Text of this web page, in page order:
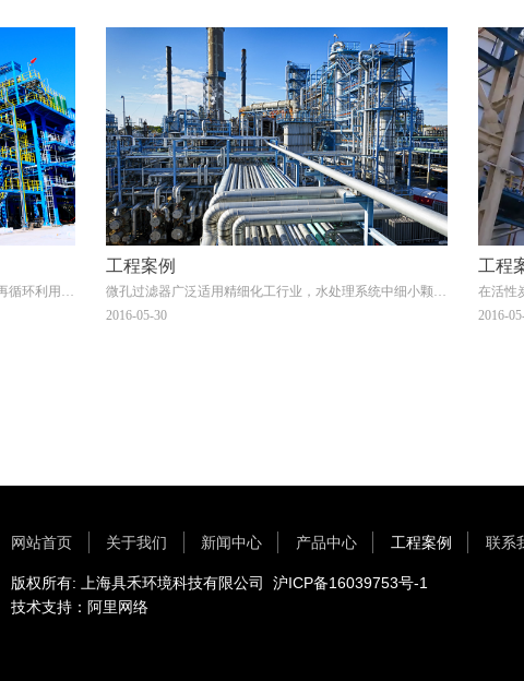
循环利用，
工程案例
微孔过滤器广泛适用精细化工行业，水处理系统中细小颗粒
的拦截
2016-05-30
工程
在活性
于生产
2016-
版权所有: 上海具禾环境科技有限公司 沪ICP备16039753号-1
技术支持：阿里网络
网站首页 关于我们 新闻中心 产品中心 工程案例 联系